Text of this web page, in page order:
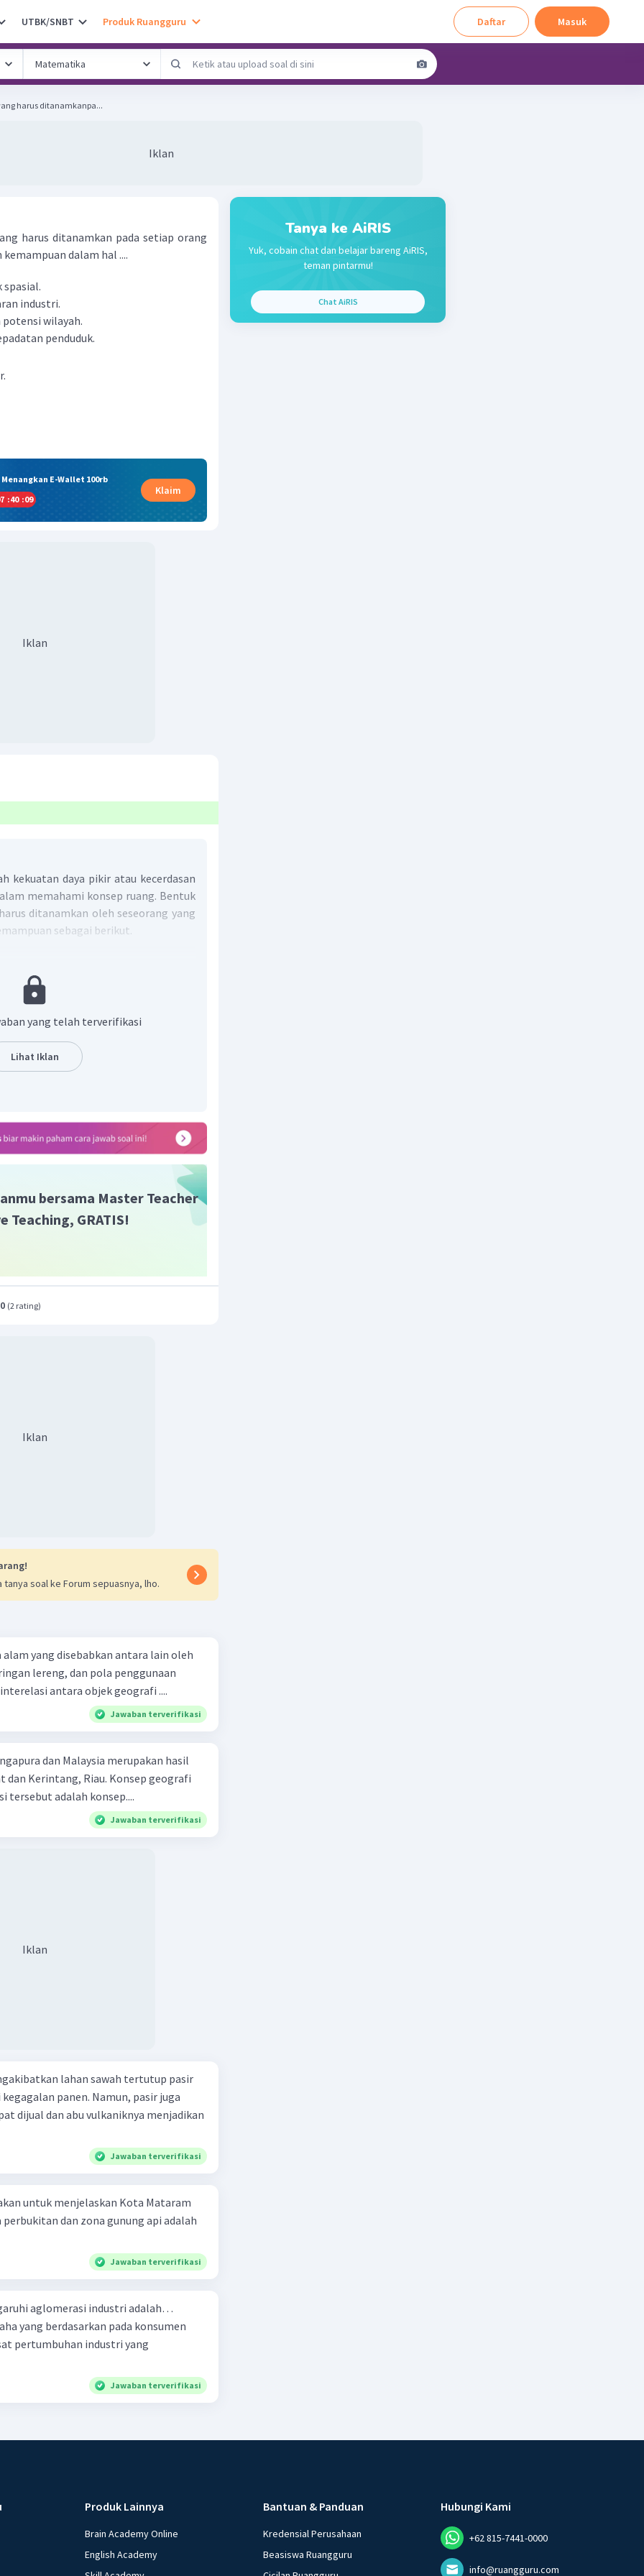
UTBK/SNBT Produk Ruangguru Daftar Masuk
harus ditanamkanpa...
Iklan
harus ditanamkan pada setiap orang
dalam hal ....
industri.
wilayah.
penduduk.
E-Wallet 100rb
:40 :08
Klaim
Iklan
kekuatan daya pikir atau kecerdasan
memahami konsep ruang. Bentuk
ditanamkan oleh seseorang yang
sebagai berikut.
tertentu pada suatu ruang.
persebaran sumber daya suatu
suatu peta.
pada pernyataan yang tersedia
yang telah terverifikasi
Lihat Iklan
bersama Master Teacher
Teaching, GRATIS!
(2 rating)
Iklan
tanya soal ke Forum sepuasnya, lho.
yang disebabkan antara lain oleh
lereng, dan pola penggunaan
antara objek geografi ....
Jawaban terverifikasi
dan Malaysia merupakan hasil
dan Kerintang, Riau. Konsep geografi
tersebut adalah konsep....
Jawaban terverifikasi
Iklan
lahan sawah tertutup pasir
panen. Namun, pasir juga
dijual dan abu vulkaniknya menjadikan
Jawaban terverifikasi
untuk menjelaskan Kota Mataram
dan zona gunung api adalah
Jawaban terverifikasi
aglomerasi industri adalah…
yang berdasarkan pada konsumen
Jawaban terverifikasi
Tanya ke AiRIS
Yuk, cobain chat dan belajar bareng AiRIS,
teman pintarmu!
Chat AiRIS
Produk Lainnya
Brain Academy Online
English Academy
Bantuan & Panduan
Kredensial Perusahaan
Beasiswa Ruangguru
Hubungi Kami
+62 815-7441-0000
info@ruangguru.com